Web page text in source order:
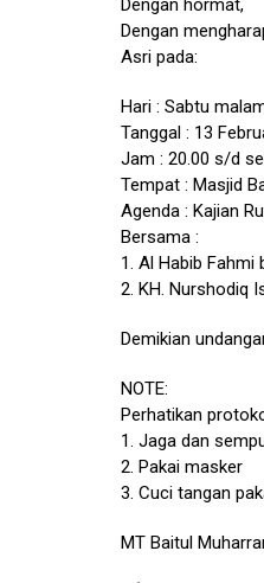
Dengan hormat,
Dengan
Asri pada:
Hari : Sabtu
Tanggal : 13
Jam : 20.00 s/d
Tempat : Masjid
Agenda : Kajian
Bersama :
1. Al Habib Fahmi
2. KH. Nurshodiq
Demikian
NOTE:
Perhatikan
1. Jaga dan
2. Pakai masker
3. Cuci tangan
MT Baitul